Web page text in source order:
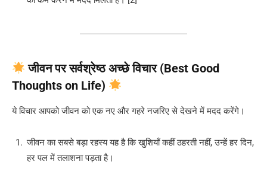
जीवन पर सर्वश्रेष्ठ अच्छे विचार (Best Good
Thoughts on Life)
ये विचार आपको जीवन को एक नए और गहरे नजरिए से देखने में मदद करेंगे।
जीवन का सबसे बड़ा रहस्य यह है कि खुशियाँ कहीं ठहरती नहीं, उन्हें हर दिन,
हर पल में तलाशना पड़ता है।